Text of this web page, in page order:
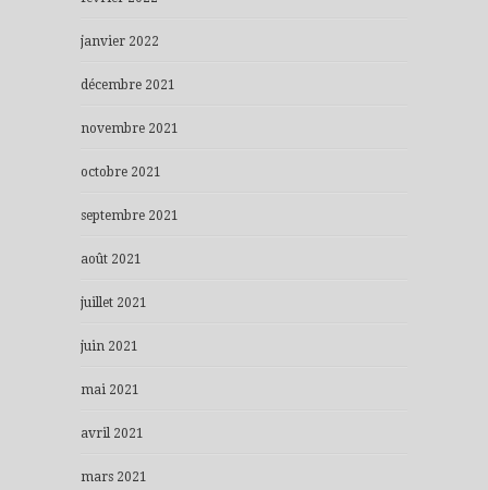
janvier 2022
décembre 2021
novembre 2021
octobre 2021
septembre 2021
août 2021
juillet 2021
juin 2021
mai 2021
avril 2021
mars 2021